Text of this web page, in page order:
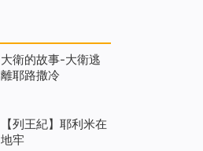
大衛的故事-大衛逃
離耶路撒冷
【列王紀】耶利米在
地牢